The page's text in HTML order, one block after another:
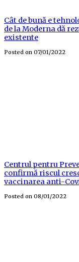
Cât de bună e
de la Moderna dă
existente
Posted on 07/01/2022
Centrul pentru
confirmă riscul
vaccinarea anti-
Posted on 08/01/2022